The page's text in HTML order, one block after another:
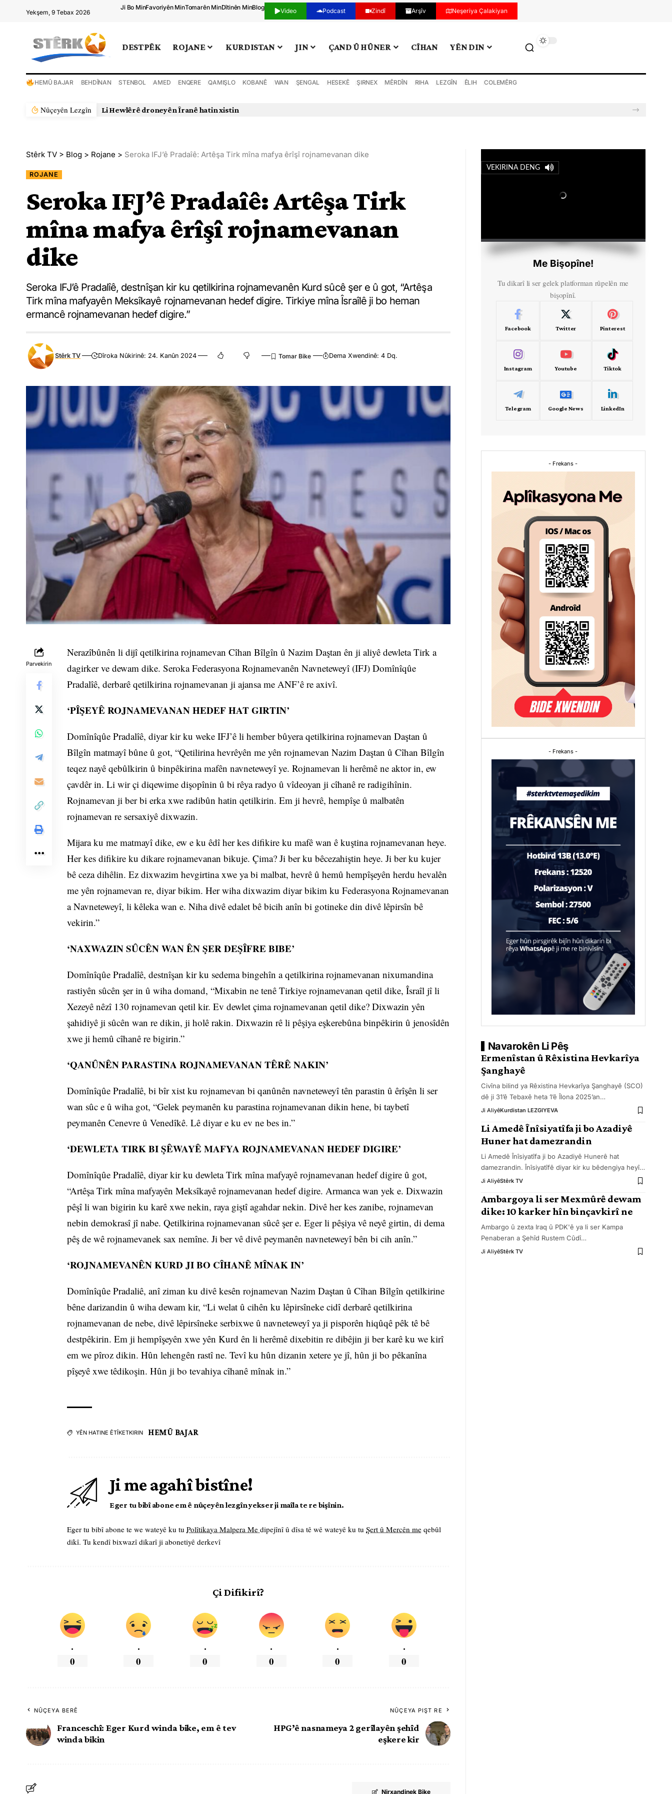
Yekşem, 9 Tebax 2026
Ji Bo MinFavoriyên MinTomarên MinDîtinên MinBlog Video Podcast Zindî Arşîv Neşeriya Çalakiyan
DESTPÊK ROJANE KURDISTAN JIN ÇAND Û HÛNER CÎHAN YÊN DIN
HEMÛ BAJAR BEHDÎNAN STENBOL AMED ENQERE QAMIŞLO KOBANÊ WAN ŞENGAL HESEKÊ ŞIRNEX MÊRDÎN RIHA LEZGÎN ÊLIH COLEMÊRG
Nûçeyên Lezgîn
Stêrk TV > Blog > Rojane > Seroka IFJ’ê Pradaîê: Artêşa Tirk mîna mafya êrîşî rojnamevanan dike
ROJANE
Seroka IFJ’ê Pradaîê: Artêşa Tirk
mîna mafya êrîşî rojnamevanan
dike
Seroka IFJ’ê Pradalîê, destnîşan kir ku qetilkirina rojnamevanên Kurd sûcê şer e û got, “Artêşa
Tirk mîna mafyayên Meksîkayê rojnamevanan hedef digire. Tirkiye mîna Îsraîlê ji bo heman
ermancê rojnamevanan hedef digire.”
Stêrk TV Dîroka Nûkirinê: 24. Kanûn 2024 Dema Xwendinê: 4 Dq.
Parvekirin
Nerazîbûnên li dijî qetilkirina rojnamevan Cîhan Bîlgîn û Nazim Daştan ên ji aliyê dewleta Tirk a
dagirker ve dewam dike. Seroka Federasyona Rojnamevanên Navneteweyî (IFJ) Domînîqûe
Pradalîê, derbarê qetilkirina rojnamevanan ji ajansa me ANF’ê re axivî.
‘PÎŞEYÊ ROJNAMEVANAN HEDEF HAT GIRTIN’
Domînîqûe Pradalîê, diyar kir ku weke IFJ’ê li hember bûyera qetilkirina rojnamevan Daştan û
Bîlgîn matmayî bûne û got, “Qetilirina hevrêyên me yên rojnamevan Nazim Daştan û Cîhan Bîlgîn
teqez nayê qebûlkirin û binpêkirina mafên navneteweyî ye. Rojnamevan li herêmê ne aktor in, ew
çavdêr in. Li wir çi diqewime dişopînin û bi rêya radyo û vîdeoyan ji cîhanê re radigihînin.
Rojnamevan ji ber bi erka xwe radibûn hatin qetilkirin. Em ji hevrê, hempîşe û malbatên
rojnamevan re sersaxiyê dixwazin.
Mijara ku me matmayî dike, ew e ku êdî her kes difikire ku mafê wan ê kuştina rojnamevanan heye.
Her kes difikire ku dikare rojnamevanan bikuje. Çima? Ji ber ku bêcezahiştin heye. Ji ber ku kujer
bê ceza dihêlin. Ez dixwazim hevgirtina xwe ya bi malbat, hevrê û hemû hempîşeyên herdu hevalên
me yên rojnamevan re, diyar bikim. Her wiha dixwazim diyar bikim ku Federasyona Rojnamevanan
a Navneteweyî, li kêleka wan e. Niha divê edalet bê bicih anîn bi gotineke din divê lêpirsîn bê
vekirin.”
‘NAXWAZIN SÛCÊN WAN ÊN ŞER DEŞÎFRE BIBE’
Domînîqûe Pradalîê, destnîşan kir ku sedema bingehîn a qetilkirina rojnamevanan nixumandina
rastiyên sûcên şer in û wiha domand, “Mixabin ne tenê Tirkiye rojnamevanan qetil dike, Îsraîl jî li
Xezeyê nêzî 130 rojnamevan qetil kir. Ev dewlet çima rojnamevanan qetil dike? Dixwazin yên
şahidiyê ji sûcên wan re dikin, ji holê rakin. Dixwazin rê li pêşiya eşkerebûna binpêkirin û jenosîdên
xwe ji hemû cîhanê re bigirin.”
‘QANÛNÊN PARASTINA ROJNAMEVANAN TÊRÊ NAKIN’
Domînîqûe Pradalîê, bi bîr xist ku rojnamevan bi qanûnên navneteweyî tên parastin û êrîşên li ser
wan sûc e û wiha got, “Gelek peymanên ku parastina rojnamevanan dikin hene, bi taybetî
peymanên Cenevre û Venedîkê. Lê diyar e ku ev ne bes in.”
‘DEWLETA TIRK BI ŞÊWAYÊ MAFYA ROJNAMEVANAN HEDEF DIGIRE’
Domînîqûe Pradalîê, diyar kir ku dewleta Tirk mîna mafyayê rojnamevanan hedef digire û got,
“Artêşa Tirk mîna mafyayên Meksîkayê rojnamevanan hedef digire. Armanca wan yek e. Dixwazin
pêşî li wan bigirin ku karê xwe nekin, raya giştî agahdar nekin. Divê her kes zanibe, rojnamevan
nebin demokrasî jî nabe. Qetilkirina rojnamevanan sûcê şer e. Eger li pêşiya vê neyê girtin, di dema
pêş de wê rojnamevanek sax nemîne. Ji ber vê divê peymanên navneteweyî bên bi cih anîn.”
‘ROJNAMEVANÊN KURD JI BO CÎHANÊ MÎNAK IN’
Domînîqûe Pradaliê, anî ziman ku divê kesên rojnamevan Nazim Daştan û Cîhan Bîlgîn qetilkirine
bêne darizandin û wiha dewam kir, “Li welat û cihên ku lêpirsîneke cidî derbarê qetilkirina
rojnamevanan de nebe, divê lêpirsîneke serbixwe û navneteweyî ya ji pisporên hiqûqê pêk tê bê
destpêkirin. Em ji hempîşeyên xwe yên Kurd ên li herêmê dixebitin re dibêjin ji ber karê ku we kirî
em we pîroz dikin. Hûn lehengên rastî ne. Tevî ku hûn dizanin xetere ye jî, hûn ji bo pêkanîna
pîşeyê xwe têdikoşin. Hûn ji bo tevahiya cîhanê mînak in.”
YÊN HATINE ÊTÎKETKIRIN HEMÛ BAJAR
Ji me agahî bistîne!
Eger tu bibî abone em ê nûçeyên lezgîn yekser ji maîla te re bişînin.
Eger tu bibî abone te we wateyê ku tu Polîtikaya Malpera Me dipejînî û dîsa tê wê wateyê ku tu Şert û Mercên me qebûl
dikî. Tu kendî bixwazî dikarî ji abonetiyê derkevî
Çi Difikirî?
.
0
.
0
.
0
.
0
.
0
.
0
NÛÇEYA BERÊ
Franceschî: Eger Kurd winda bike, em ê tev
winda bikin
NÛÇEYA PIŞT RE
HPG’ê nasnameya 2 gerîlayên şehîd
eşkere kir
Nirxandinek Bike
VEKIRINA DENG
Me Bişopîne!
Tu dikarî li ser gelek platforman rûpelên me
bişopînî.
Facebook Twitter Pinterest
Instagram Youtube Tiktok
Telegram Google News LinkedIn
- Frekans -
- Frekans -
Navarokên Li Pêş
Ermenîstan û Rêxistina Hevkarîya
Şanghayê
Civîna bilind ya Rêxistina Hevkarîya Şanghayê (SCO)
dê ji 31’ê Tebaxê heta 1’ê Îlona 2025’an…
Ji AliyêKurdistan LEZGIYEVA
Li Amedê Înîsiyatîfa ji bo Azadiyê
Huner hat damezrandin
Li Amedê Înîsiyatîfa ji bo Azadiyê Hunerê hat
damezrandin. Înîsiyatîfê diyar kir ku bêdengiya heyî…
Ji AliyêStêrk TV
Ambargoya li ser Mexmûrê dewam
dike: 10 karker hîn binçavkirî ne
Ambargo û zexta Iraq û PDK'ê ya li ser Kampa
Penaberan a Şehîd Rustem Cûdî…
Ji AliyêStêrk TV